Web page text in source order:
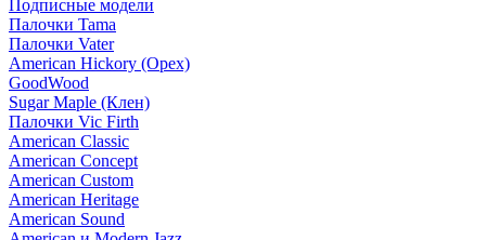
Подписные модели
Палочки Tama
Палочки Vater
American Hickory (Орех)
GoodWood
Sugar Maple (Клен)
Палочки Vic Firth
American Classic
American Concept
American Custom
American Heritage
American Sound